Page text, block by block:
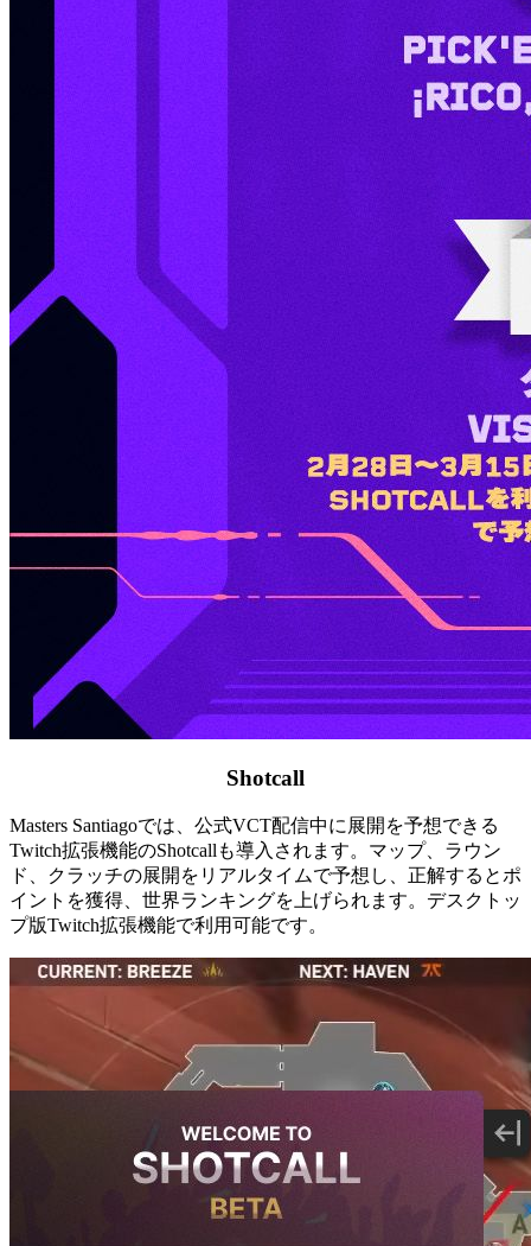
Shotcall
Masters Santiagoでは、公式VCT配信中に展開を予想できる
Twitch拡張機能のShotcallも導入されます。マップ、ラウン
ド、クラッチの展開をリアルタイムで予想し、正解するとポ
イントを獲得、世界ランキングを上げられます。デスクトッ
プ版Twitch拡張機能で利用可能です。